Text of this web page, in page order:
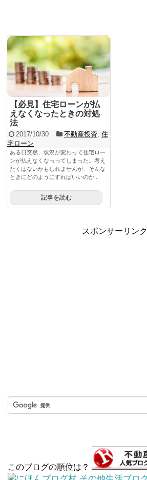
【必見】住宅ローンが払
えなくなったときの対処
法
2017/10/30 不動産投資, 住
宅ローン
ある日突然、状況が変わって住宅ロー
ンが払えなくなっってしまった。考え
たくはないかもしれませんが、そんな
ときにどのようにすればいいのか...
記事を読む
スポンサーリンク
このブログの順位は？
PC関連
Evernote
Dropbox
マニアックな話
日常
サイト運営
コラム
イベント